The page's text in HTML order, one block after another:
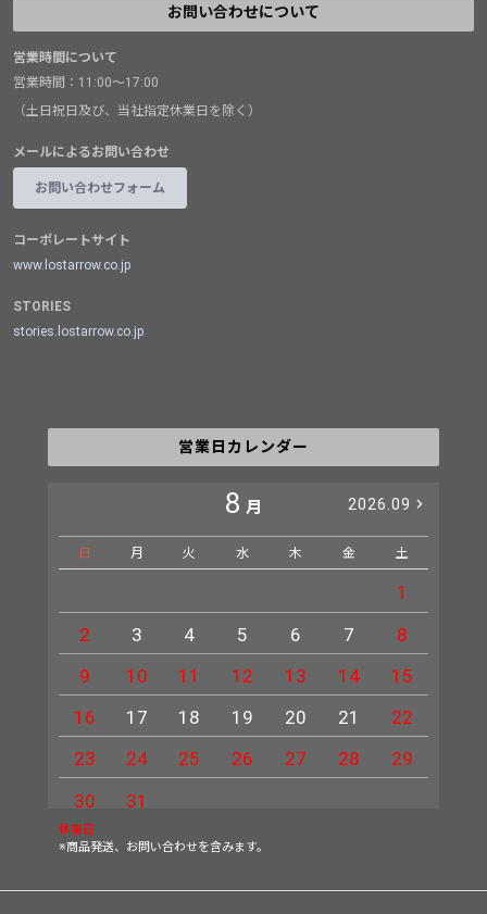
お問い合わせについて
営業時間について
営業時間：11:00～17:00
（土日祝日及び、当社指定休業日を除く）
メールによるお問い合わせ
お問い合わせフォーム
コーポレートサイト
www.lostarrow.co.jp
STORIES
stories.lostarrow.co.jp
営業日カレンダー
8 月 2026.09
日 月 火 水 木 金 土
1
2
3 4 5 6 7
8
9
10 11 12 13 14
15
16
17 18 19 20 21
22
23
24 25 26 27 28
29
30
31
休業日
※商品発送、お問い合わせを含みます。